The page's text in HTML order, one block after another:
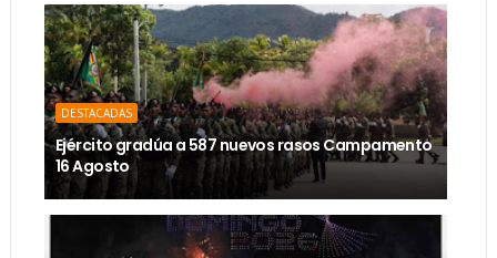
DESTACADAS
Ejército gradúa a 587 nuevos rasos Campamento
16 Agosto